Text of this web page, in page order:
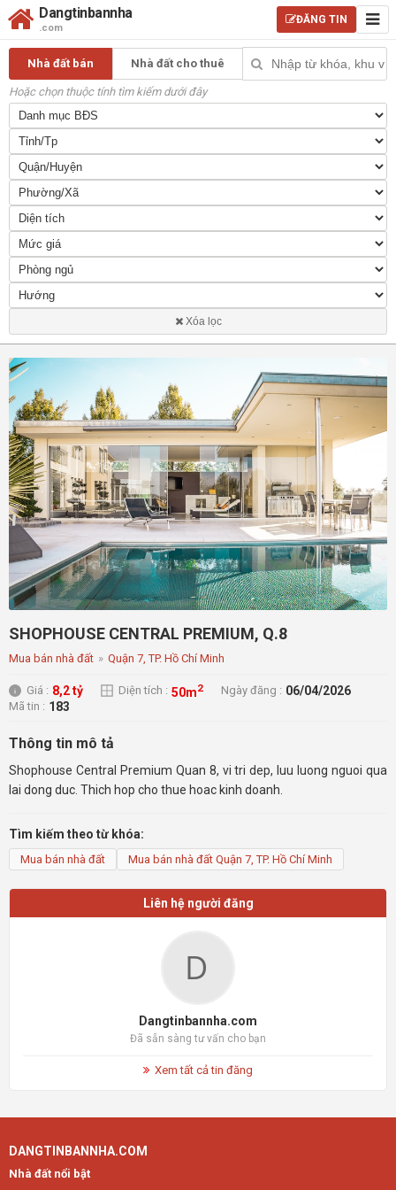
Dangtinbannha
.com
ĐĂNG TIN
Nhà đất bán Nhà đất cho thuê
Hoặc chọn thuộc tính tìm kiếm dưới đây
Xóa lọc
SHOPHOUSE CENTRAL PREMIUM, Q.8
Mua bán nhà đất » Quận 7, TP. Hồ Chí Minh
Giá : 8,2 tỷ Diện tích : 50m2 Ngày đăng : 06/04/2026
Mã tin : 183
Thông tin mô tả
Shophouse Central Premium Quan 8, vi tri dep, luu luong nguoi qua
lai dong duc. Thich hop cho thue hoac kinh doanh.
Tìm kiếm theo từ khóa:
Mua bán nhà đất Mua bán nhà đất Quận 7, TP. Hồ Chí Minh
Liên hệ người đăng
Dangtinbannha.com
Đã sẵn sàng tư vấn cho bạn
Xem tất cả tin đăng
DANGTINBANNHA.COM
Nhà đất nổi bật